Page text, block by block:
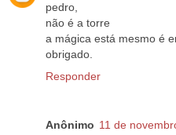
pedro,
não é a torre
a mágica está mesmo é
obrigado.
Responder
Anônimo 11 de